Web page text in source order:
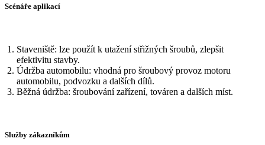
Scénáře aplikací
Staveniště: lze použít k utažení střižných šroubů, zlepšit
efektivitu stavby.
Údržba automobilu: vhodná pro šroubový provoz motoru
automobilu, podvozku a dalších dílů.
Běžná údržba: šroubování zařízení, továren a dalších míst.
Služby zákazníkům